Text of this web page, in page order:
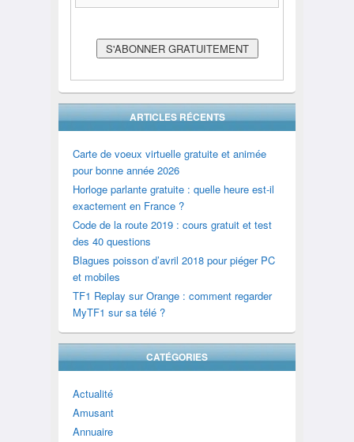
ARTICLES RÉCENTS
Carte de voeux virtuelle gratuite et animée
pour bonne année 2026
Horloge parlante gratuite : quelle heure est-il
exactement en France ?
Code de la route 2019 : cours gratuit et test
des 40 questions
Blagues poisson d’avril 2018 pour piéger PC
et mobiles
TF1 Replay sur Orange : comment regarder
MyTF1 sur sa télé ?
CATÉGORIES
Actualité
Amusant
Annuaire